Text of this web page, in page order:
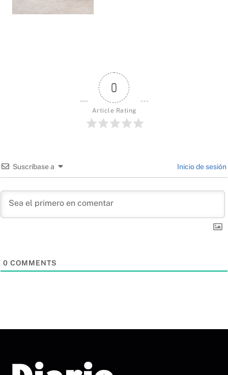
0
Article Rating
Suscríbase a Inicio de sesión
0 COMMENTS